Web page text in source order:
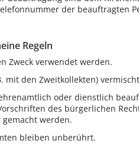
der beauftragten
Regeln
Zweck verwendet werden.
mit den Zweitkollekten)
oder dienstlich
des bürgerlichen
werden.
bleiben unberührt.